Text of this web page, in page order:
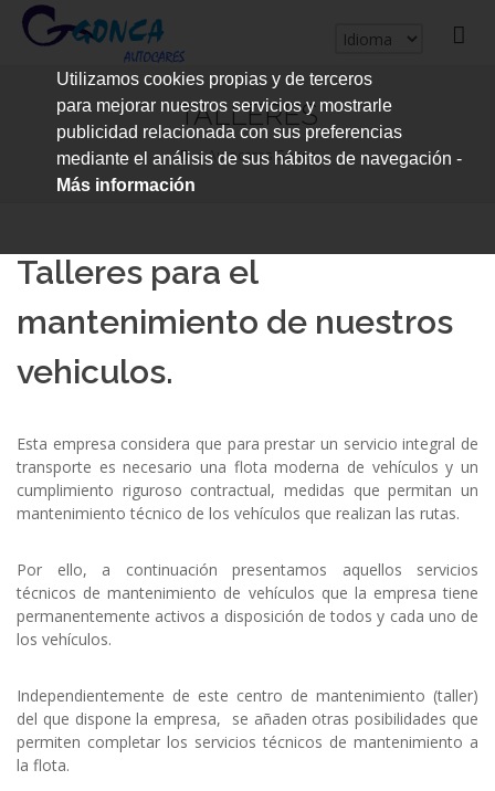
cerrar
Utilizamos cookies propias y de terceros
para mejorar nuestros servicios y mostrarle
publicidad relacionada con sus preferencias
mediante el análisis de sus hábitos de navegación -
Más información
TALLERES
Autocares Gonca
Talleres para el
mantenimiento de nuestros
vehiculos.
Esta empresa considera que para prestar un servicio integral de
transporte es necesario una flota moderna de vehículos y un
cumplimiento riguroso contractual, medidas que permitan un
mantenimiento técnico de los vehículos que realizan las rutas.
Por ello, a continuación presentamos aquellos servicios
técnicos de mantenimiento de vehículos que la empresa tiene
permanentemente activos a disposición de todos y cada uno de
los vehículos.
Independientemente de este centro de mantenimiento (taller)
del que dispone la empresa, se añaden otras posibilidades que
permiten completar los servicios técnicos de mantenimiento a
la flota.